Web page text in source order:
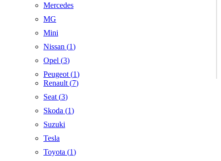
Mercedes
MG
Mini
Nissan (1)
Opel (3)
Peugeot (1)
Renault (7)
Seat (3)
Skoda (1)
Suzuki
Tesla
Toyota (1)